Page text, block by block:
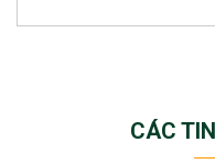
CÁC